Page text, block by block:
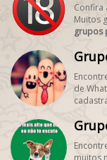
Confira
Muitos
grupos
de
muitos